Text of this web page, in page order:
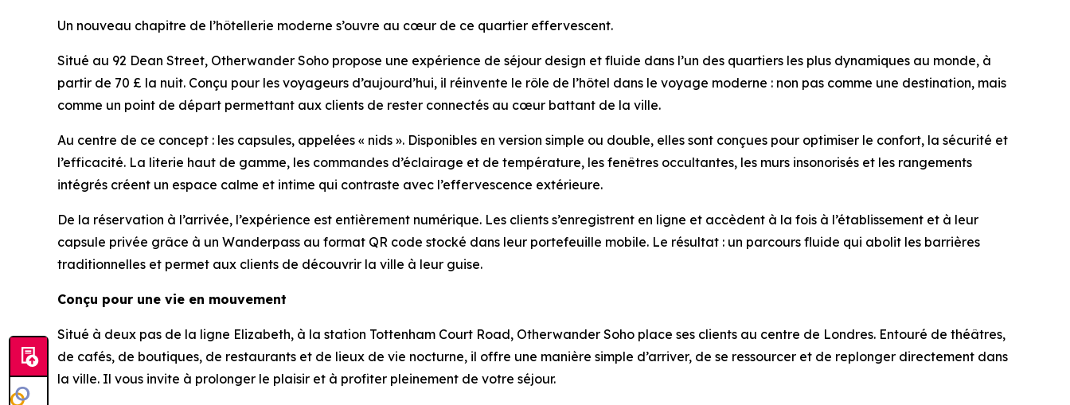
Un nouveau chapitre de l’hôtellerie moderne s’ouvre au cœur de ce quartier effervescent.
Situé au 92 Dean Street, Otherwander Soho propose une expérience de séjour design et fluide dans l’un des quartiers les plus dynamiques au monde, à
partir de 70 £ la nuit. Conçu pour les voyageurs d’aujourd’hui, il réinvente le rôle de l’hôtel dans le voyage moderne : non pas comme une destination, mais
comme un point de départ permettant aux clients de rester connectés au cœur battant de la ville.
Au centre de ce concept : les capsules, appelées « nids ». Disponibles en version simple ou double, elles sont conçues pour optimiser le confort, la sécurité et
l’efficacité. La literie haut de gamme, les commandes d’éclairage et de température, les fenêtres occultantes, les murs insonorisés et les rangements
intégrés créent un espace calme et intime qui contraste avec l’effervescence extérieure.
De la réservation à l’arrivée, l’expérience est entièrement numérique. Les clients s’enregistrent en ligne et accèdent à la fois à l’établissement et à leur
capsule privée grâce à un Wanderpass au format QR code stocké dans leur portefeuille mobile. Le résultat : un parcours fluide qui abolit les barrières
traditionnelles et permet aux clients de découvrir la ville à leur guise.
Conçu pour une vie en mouvement
Situé à deux pas de la ligne Elizabeth, à la station Tottenham Court Road, Otherwander Soho place ses clients au centre de Londres. Entouré de théâtres,
de cafés, de boutiques, de restaurants et de lieux de vie nocturne, il offre une manière simple d’arriver, de se ressourcer et de replonger directement dans
la ville. Il vous invite à prolonger le plaisir et à profiter pleinement de votre séjour.